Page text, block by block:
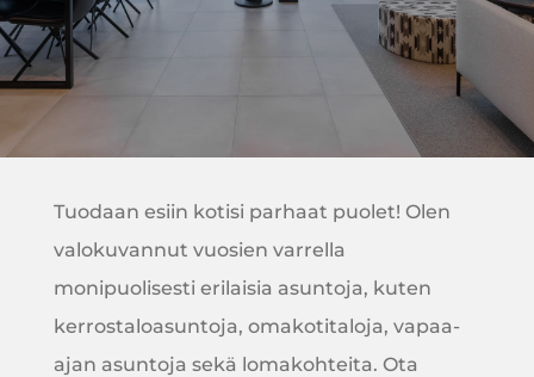
Tuodaan esiin kotisi parhaat puolet! Olen
valokuvannut vuosien varrella
monipuolisesti erilaisia asuntoja, kuten
kerrostaloasuntoja, omakotitaloja, vapaa-
ajan asuntoja sekä lomakohteita. Ota